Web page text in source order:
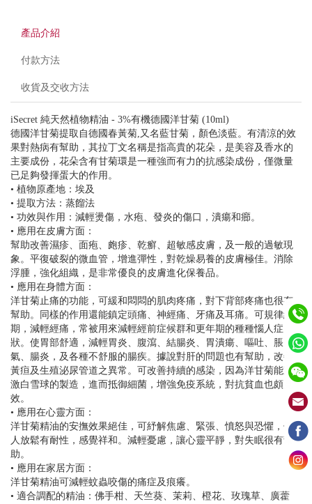
產品介紹
付款方法
收貨及交收方法
iSecret 純天然植物精油 - 3%有機德國洋甘菊 (10ml)
德國洋甘菊提取自德國春黃菊,又名藍甘菊，顏色淡藍。有清涼的效
果對熱病有幫助，其拉丁文名稱是指高貴的花朵，是美容及香水的
主要成份，花朵含有甘菊環是一種強而有力的抗感染成份，僅微量
已足夠發揮蛋大的作用。
• 植物原產地：埃及
• 提取方法：蒸餾法
• 功效與作用：減輕燙傷，水疱、發炎的傷口，潰瘍和癤。
• 應用在皮膚方面：
幫助改善濕疹、面疱、皰疹、乾癬、超敏感皮膚，及一般的過敏現
象。平復破裂的微血管，增進彈性，對乾燥易養的皮膚極佳。消除
浮腫，強化組織，是非常優良的皮膚進化保養品。
• 應用在身體方面：
洋甘菊止痛的功能，可緩和悶悶的肌肉疼痛，對下背部疼痛也很有
幫助。同樣的作用還能鎮定頭痛、神經痛、牙痛及耳痛。可規律經
期，減輕經痛，常被用來減輕經前症候群和更年期的種種惱人症
狀。使胃部舒適，減輕胃炎、腹瀉、結腸炎、胃潰瘍、嘔吐、脹
氣、腸炎，及各種不舒服的腸疾。據說對肝的問題也有幫助，改善
黃疸及生殖泌尿管道之異常。可改善持續的感染，因為洋甘菊能刺
激白雪球的製造，進而抵御細菌，增強免疫系統，對抗貧血也頗見
效。
• 應用在心靈方面：
洋甘菊精油的安撫效果絕佳，可紓解焦慮、緊張、憤怒與恐懼，使
人放鬆有耐性，感覺祥和。減輕憂慮，讓心靈平靜，對失眠很有幫
助。
• 應用在家居方面：
洋甘菊精油可減輕蚊蟲咬傷的痛症及痕癢。
• 適合調配的精油：佛手柑、天竺葵、茉莉、橙花、玫瑰草、廣藿